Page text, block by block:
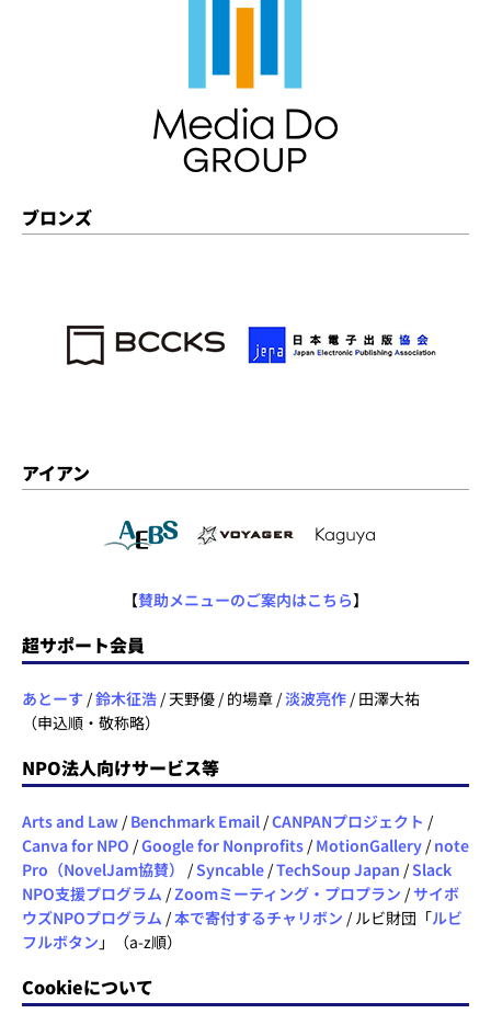
ブロンズ
アイアン
【賛助メニューのご案内はこちら】
超サポート会員
あとーす /鈴木征浩 / 天野優 / 的場章 /淡波亮作 / 田澤大祐
（申込順・敬称略）
NPO法人向けサービス等
Arts and Law / Benchmark Email /CANPANプロジェクト /
Canva for NPO /Google for Nonprofits / MotionGallery / note
Pro（NovelJam協賛）
/Syncable /TechSoup Japan /Slack
NPO支援プログラム /Zoomミーティング・プロプラン /サイボ
ウズNPOプログラム /本で寄付するチャリボン / ルビ財団「ルビ
フルボタン 」（a-z順）
Cookieについて